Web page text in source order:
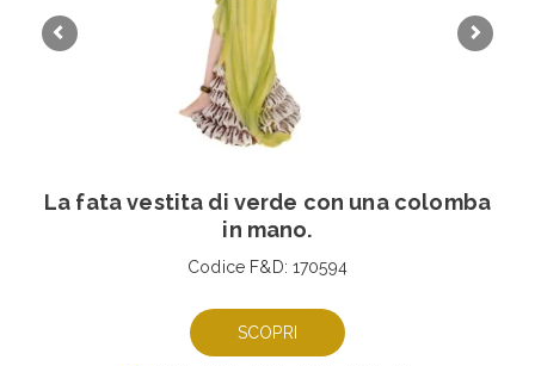
La fata vestita di verde con una colomba
in mano.
Codice F&D: 170594
SCOPRI